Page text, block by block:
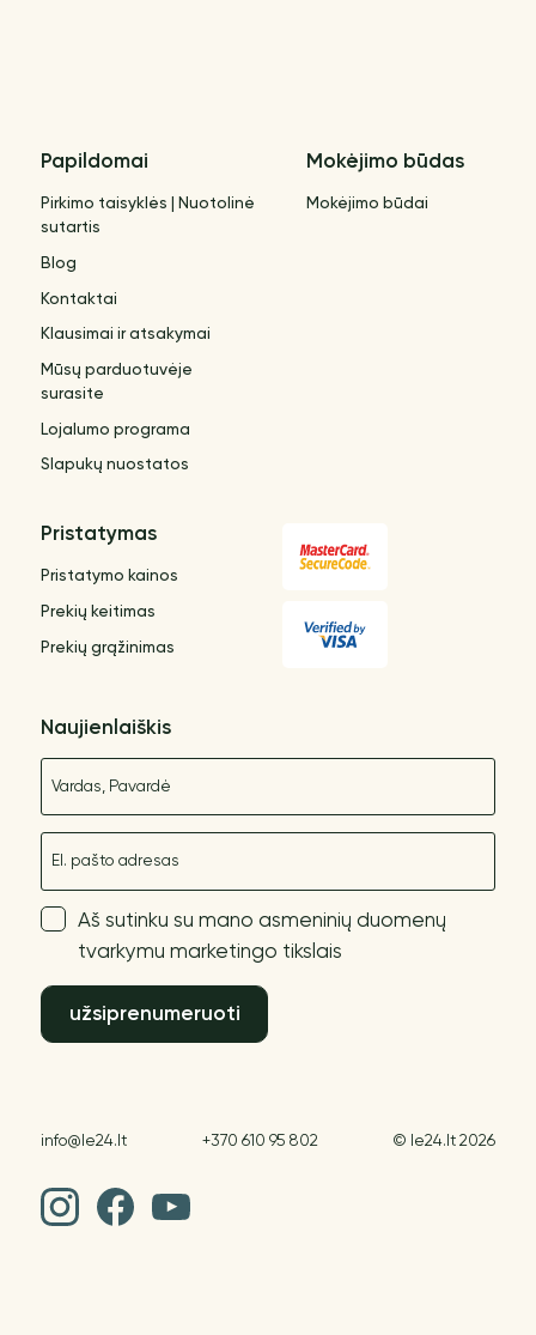
Papildomai
Pirkimo taisyklės | Nuotolinė
sutartis
Blog
Kontaktai
Klausimai ir atsakymai
Mūsų parduotuvėje
surasite
Lojalumo programa
Slapukų nuostatos
Mokėjimo būdas
Mokėjimo būdai
Pristatymas
Pristatymo kainos
Prekių keitimas
Prekių grąžinimas
Naujienlaiškis
Aš sutinku su mano asmeninių duomenų
tvarkymu marketingo tikslais
užsiprenumeruoti
info@le24.lt +370 610 95 802 © le24.lt 2026